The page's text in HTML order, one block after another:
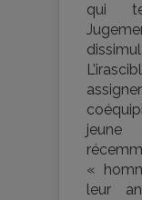
qui
«
leur